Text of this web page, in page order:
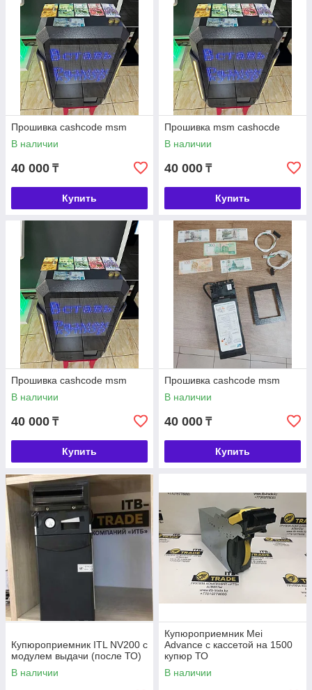
Прошивка cashcode msm
В наличии
40 000 ₸
Купить
Прошивка msm cashocde
В наличии
40 000 ₸
Купить
Прошивка cashcode msm
В наличии
40 000 ₸
Купить
Прошивка cashcode msm
В наличии
40 000 ₸
Купить
Купюроприемник ITL NV200 с
модулем выдачи (после ТО)
В наличии
Купюроприемник Mei
Advance с кассетой на 1500
купюр ТО
В наличии